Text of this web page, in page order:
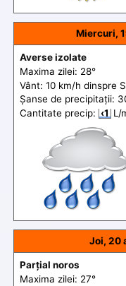
Miercuri,
Averse izolate
Maxima zilei: 28°
Vânt: 10 km/h dinspre
Șanse de precipitații:
Cantitate precip: ‹1 L/
Joi, 20
Parțial noros
Maxima zilei: 27°